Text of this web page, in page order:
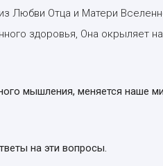
Любви Отца и Матери
здоровья, Она окрыляет
мышления, меняется наше
на эти вопросы.